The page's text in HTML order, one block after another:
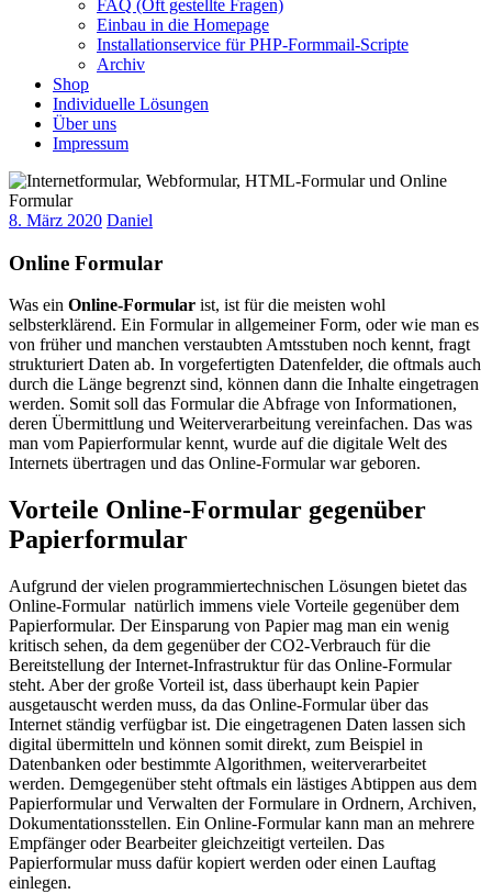
FAQ (Oft gestellte Fragen)
Einbau in die Homepage
Installationservice für PHP-Formmail-Scripte
Archiv
Shop
Individuelle Lösungen
Über uns
Impressum
8. März 2020 Daniel
Online Formular
Was ein Online-Formular ist, ist für die meisten wohl
selbsterklärend. Ein Formular in allgemeiner Form, oder wie man es
von früher und manchen verstaubten Amtsstuben noch kennt, fragt
strukturiert Daten ab. In vorgefertigten Datenfelder, die oftmals auch
durch die Länge begrenzt sind, können dann die Inhalte eingetragen
werden. Somit soll das Formular die Abfrage von Informationen,
deren Übermittlung und Weiterverarbeitung vereinfachen. Das was
man vom Papierformular kennt, wurde auf die digitale Welt des
Internets übertragen und das Online-Formular war geboren.
Vorteile Online-Formular gegenüber
Papierformular
Aufgrund der vielen programmiertechnischen Lösungen bietet das
Online-Formular natürlich immens viele Vorteile gegenüber dem
Papierformular. Der Einsparung von Papier mag man ein wenig
kritisch sehen, da dem gegenüber der CO2-Verbrauch für die
Bereitstellung der Internet-Infrastruktur für das Online-Formular
steht. Aber der große Vorteil ist, dass überhaupt kein Papier
ausgetauscht werden muss, da das Online-Formular über das
Internet ständig verfügbar ist. Die eingetragenen Daten lassen sich
digital übermitteln und können somit direkt, zum Beispiel in
Datenbanken oder bestimmte Algorithmen, weiterverarbeitet
werden. Demgegenüber steht oftmals ein lästiges Abtippen aus dem
Papierformular und Verwalten der Formulare in Ordnern, Archiven,
Dokumentationsstellen. Ein Online-Formular kann man an mehrere
Empfänger oder Bearbeiter gleichzeitigt verteilen. Das
Papierformular muss dafür kopiert werden oder einen Lauftag
einlegen.